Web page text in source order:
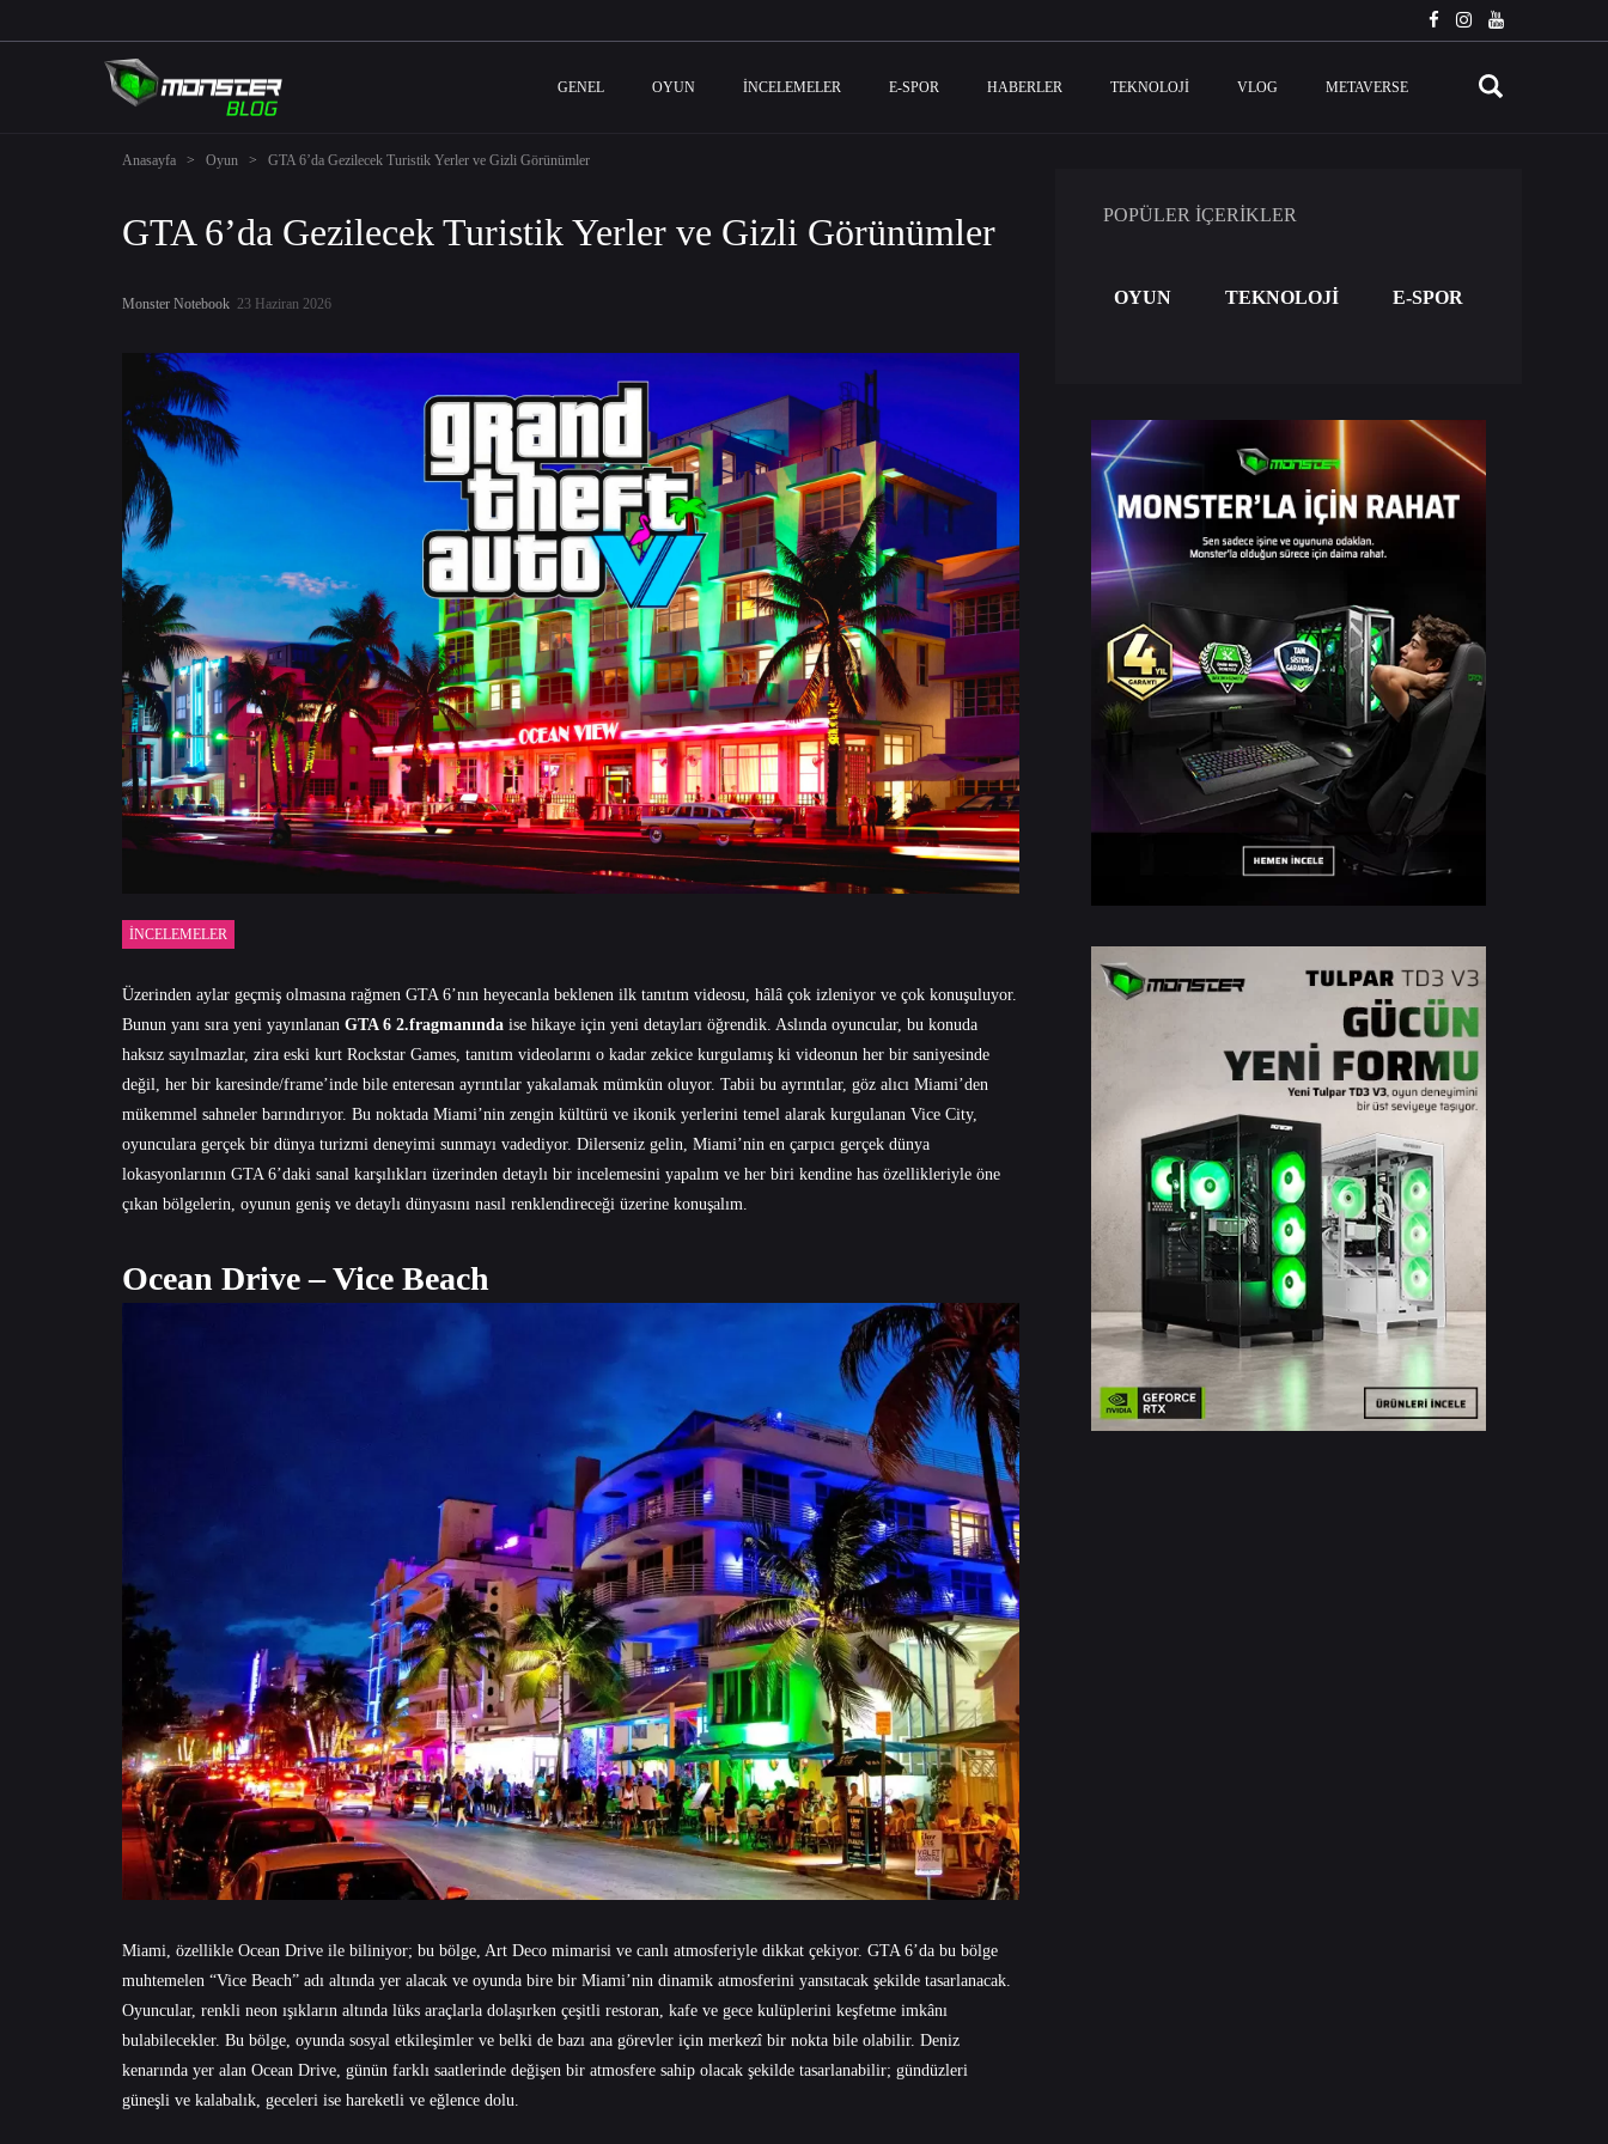
GENEL OYUN İNCELEMELER E-SPOR HABERLER TEKNOLOJI VLOG METAVERSE
Anasayfa > Oyun > GTA 6’da Gezilecek Turistik Yerler ve Gizli Görünümler
GTA 6’da Gezilecek Turistik Yerler ve Gizli Görünümler
Monster Notebook 23 Haziran 2026
İNCELEMELER
Üzerinden aylar geçmiş olmasına rağmen GTA 6’nın heyecanla beklenen ilk tanıtım videosu, hâlâ çok izleniyor ve çok konuşuluyor.
Bunun yanı sıra yeni yayınlanan GTA 6 2.fragmanında ise hikaye için yeni detayları öğrendik. Aslında oyuncular, bu konuda
haksız sayılmazlar, zira eski kurt Rockstar Games, tanıtım videolarını o kadar zekice kurgulamış ki videonun her bir saniyesinde
değil, her bir karesinde/frame’inde bile enteresan ayrıntılar yakalamak mümkün oluyor. Tabii bu ayrıntılar, göz alıcı Miami’den
mükemmel sahneler barındırıyor. Bu noktada Miami’nin zengin kültürü ve ikonik yerlerini temel alarak kurgulanan Vice City,
oyunculara gerçek bir dünya turizmi deneyimi sunmayı vadediyor. Dilerseniz gelin, Miami’nin en çarpıcı gerçek dünya
lokasyonlarının GTA 6’daki sanal karşılıkları üzerinden detaylı bir incelemesini yapalım ve her biri kendine has özellikleriyle öne
çıkan bölgelerin, oyunun geniş ve detaylı dünyasını nasıl renklendireceği üzerine konuşalım.
Ocean Drive – Vice Beach
Miami, özellikle Ocean Drive ile biliniyor; bu bölge, Art Deco mimarisi ve canlı atmosferiyle dikkat çekiyor. GTA 6’da bu bölge
muhtemelen “Vice Beach” adı altında yer alacak ve oyunda bire bir Miami’nin dinamik atmosferini yansıtacak şekilde tasarlanacak.
Oyuncular, renkli neon ışıkların altında lüks araçlarla dolaşırken çeşitli restoran, kafe ve gece kulüplerini keşfetme imkânı
bulabilecekler. Bu bölge, oyunda sosyal etkileşimler ve belki de bazı ana görevler için merkezî bir nokta bile olabilir. Deniz
kenarında yer alan Ocean Drive, günün farklı saatlerinde değişen bir atmosfere sahip olacak şekilde tasarlanabilir; gündüzleri
güneşli ve kalabalık, geceleri ise hareketli ve eğlence dolu.
POPÜLER İÇERİKLER
OYUN TEKNOLOJİ E-SPOR